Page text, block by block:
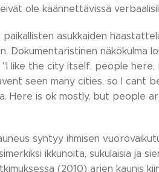
ole käännettävissä
asukkaiden
Dokumentaristinen näkökulma
like the city itself, people
seen many cities, so I
is ok mostly, but people
syntyy ihmisen
ikkunoita, sukulaisia ja
(2010) arjen kaunis